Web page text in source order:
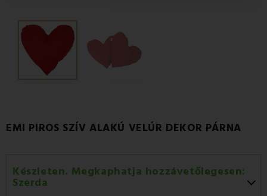
EMI PIROS SZÍV ALAKÚ VELÚR DEKOR PÁRNA
Készleten. Megkaphatja hozzávetőlegesen:
Szerda